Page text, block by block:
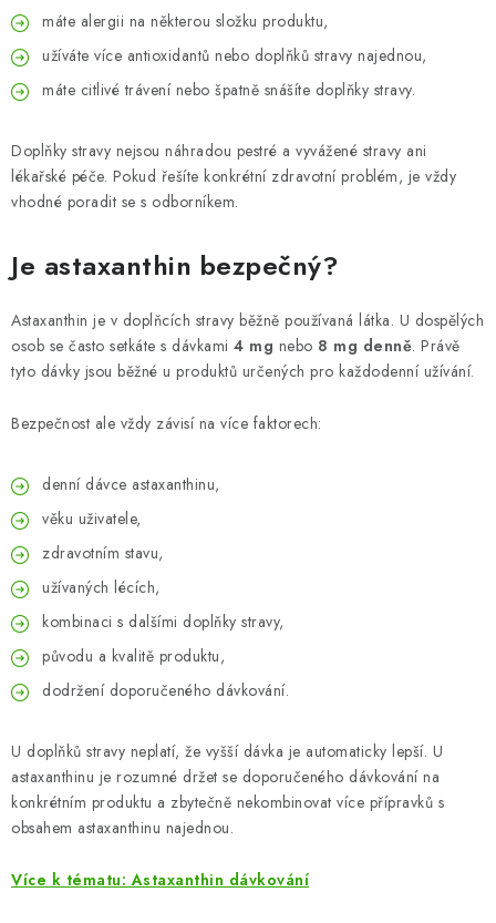
máte alergii na některou složku produktu,
užíváte více antioxidantů nebo doplňků stravy najednou,
máte citlivé trávení nebo špatně snášíte doplňky stravy.
Doplňky stravy nejsou náhradou pestré a vyvážené stravy ani
lékařské péče. Pokud řešíte konkrétní zdravotní problém, je vždy
vhodné poradit se s odborníkem.
Je astaxanthin bezpečný?
Astaxanthin je v doplňcích stravy běžně používaná látka. U dospělých
osob se často setkáte s dávkami 4 mg nebo 8 mg denně. Právě
tyto dávky jsou běžné u produktů určených pro každodenní užívání.
Bezpečnost ale vždy závisí na více faktorech:
denní dávce astaxanthinu,
věku uživatele,
zdravotním stavu,
užívaných lécích,
kombinaci s dalšími doplňky stravy,
původu a kvalitě produktu,
dodržení doporučeného dávkování.
U doplňků stravy neplatí, že vyšší dávka je automaticky lepší. U
astaxanthinu je rozumné držet se doporučeného dávkování na
konkrétním produktu a zbytečně nekombinovat více přípravků s
obsahem astaxanthinu najednou.
Více k tématu: Astaxanthin dávkování